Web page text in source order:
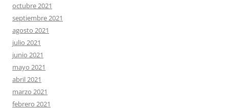
octubre 2021
septiembre 2021
agosto 2021
julio 2021
junio 2021
mayo 2021
abril 2021
marzo 2021
febrero 2021